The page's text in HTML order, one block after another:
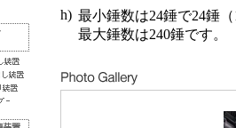
h) 最小錘数は24錘で24錘
最大錘数は240錘です。